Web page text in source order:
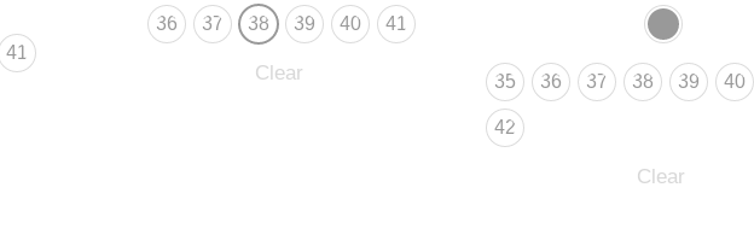
41
36 37 38 39 40 41
Clear 35 36 37 38 39 40
42
Clear